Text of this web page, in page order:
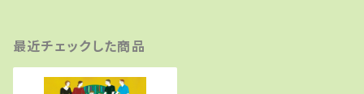
最近チェックした商品